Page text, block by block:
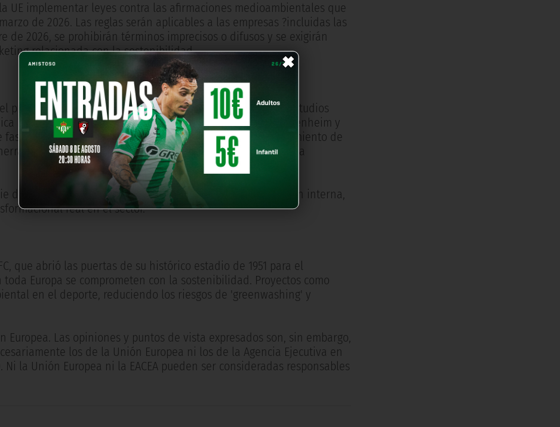
×
UE implementar leyes contra las afirmaciones medioambientales que
de 2026. Las reglas serán aplicables a las empresas ?incluidas las
de 2026, se prohibirán términos imprecisos o difusos y se exigirán
relacionada con la sostenibilidad.
proyecto (coordinado por la Univesidad de Sant'Anna de Estudios
FC, el FC Oporto, Fundación Real Betis Balompié, TSG Hoffenheim y
la creación de herramientas específicas para el cumplimiento de
se harán públicas próximamente para que toda la
de podcasts informativos, webinars y sesiones de formación interna,
real en el sector.
que abrió las puertas de su histórico estadio de 1951 para el
Europa se comprometen con la sostenibilidad. Proyectos como
en el deporte, reduciendo los riesgos de 'greenwashing' y
Europea. Las opiniones y puntos de vista expresados son, sin embargo,
los de la Unión Europea ni los de la Agencia Ejecutiva en
la Unión Europea ni la EACEA pueden ser consideradas responsables